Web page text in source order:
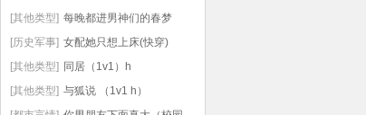
文）
[其他类型] 每晚都进男神们的春梦
（NPH）
[历史军事] 女配她只想上床(快穿)
[其他类型] 同居（1v1）h
[其他类型] 与狐说 （1v1 h）